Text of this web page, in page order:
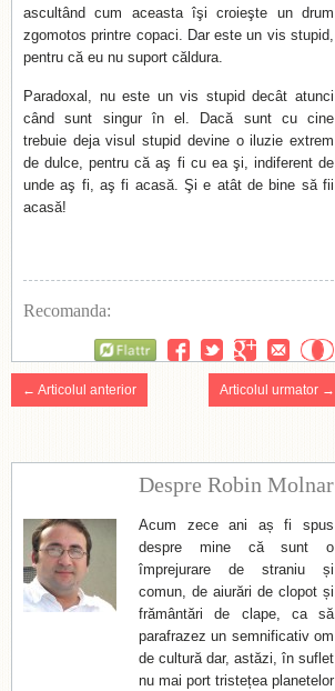
ascultând cum aceasta îşi croieşte un drum
zgomotos printre copaci. Dar este un vis stupid,
pentru că eu nu suport căldura.
Paradoxal, nu este un vis stupid decât atunci
când sunt singur în el. Dacă sunt cu cine
trebuie deja visul stupid devine o iluzie extrem
de dulce, pentru că aş fi cu ea şi, indiferent de
unde aş fi, aş fi acasă. Şi e atât de bine să fii
acasă!
Recomanda:
← Articolul anterior Articolul urmator →
Despre Robin Molnar
Acum zece ani aș fi spus
despre mine că sunt o
împrejurare de straniu și
comun, de aiurări de clopot și
frământări de clape, ca să
parafrazez un semnificativ om
de cultură dar, astăzi, în suflet
nu mai port tristețea planetelor